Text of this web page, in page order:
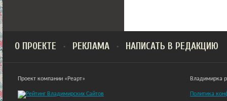
О ПРОЕКТЕ РЕКЛАМА НАПИСАТЬ В РЕДАКЦИЮ
Проект компании «Реарт» Владимирка
Политика